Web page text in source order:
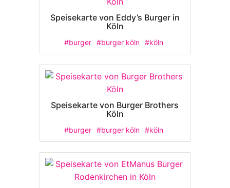
Speisekarte von Eddy’s Burger in
Köln
#burger #burger köln #köln
Speisekarte von Burger Brothers
Köln
#burger #burger köln #köln